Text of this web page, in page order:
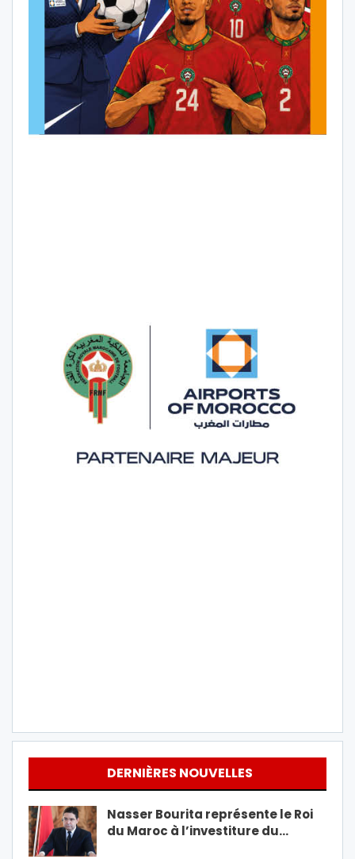
DERNIÈRES NOUVELLES
Nasser Bourita représente le Roi
du Maroc à l’investiture du…